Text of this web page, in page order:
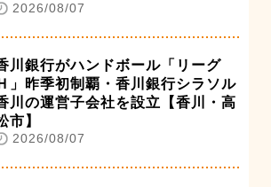
2026/08/07
川銀行がハンドボール「リーグ
」昨季初制覇・香川銀行シラソル
川の運営子会社を設立【香川・高
市】
2026/08/07